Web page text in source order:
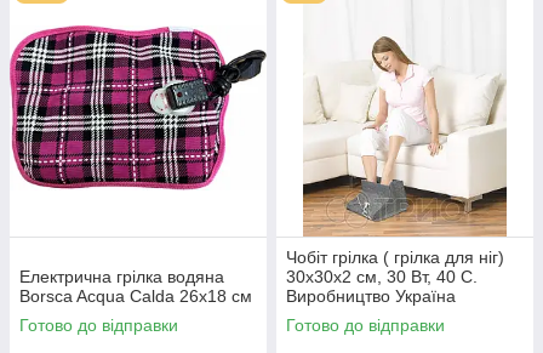
сомневайтесь, подарите себе тепло!
Електрична грілка водяна
Borsca Acqua Calda 26х18 см
Готово до відправки
Чобіт грілка ( грілка для ніг)
30х30х2 см, 30 Вт, 40 С.
Виробництво Україна
Готово до відправки